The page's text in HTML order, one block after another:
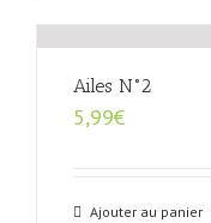
Ailes N°2
5,99€
Ajouter au panier